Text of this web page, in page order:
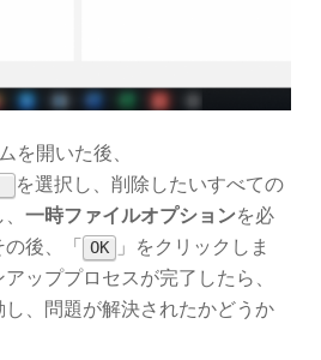
を開いた後、
を選択し、削除したいすべての
一時ファイルオプションを必
後、「
OK
」をクリックしま
ッププロセスが完了したら、
、問題が解決されたかどうか